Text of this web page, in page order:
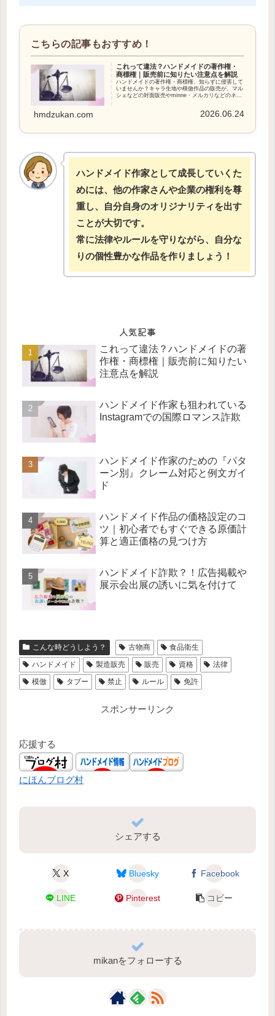
これって違法？ハンドメイドの著作権・
商標権｜販売前に知りたい注意点を解説
ハンドメイドの著作権・商標権、知らずに侵害して
いませんか？キャラ生地や模倣作品の販売が、マル
シェなどの対面販売やminne・メルカリなどのネッ
hmdzukan.com 2026.06.24
ハンドメイド作家として成長していくた
めには、他の作家さんや企業の権利を尊
重し、自分自身のオリジナリティを出す
ことが大切です。
常に法律やルールを守りながら、自分な
りの個性豊かな作品を作りましょう！
人気記事
これって違法？ハンドメイドの著
作権・商標権｜販売前に知りたい
注意点を解説
ハンドメイド作家も狙われている
Instagramでの国際ロマンス詐欺
ハンドメイド作家のための『パタ
ーン別』クレーム対応と例文ガイ
ド
ハンドメイド作品の価格設定のコ
ツ｜初心者でもすぐできる原価計
算と適正価格の見つけ方
ハンドメイド詐欺？！広告掲載や
展示会出展の誘いに気を付けて
こんな時どうしよう？ 古物商
食品衛生
ハンドメイド
製造販売 販売 資格
法律
模倣
タブー 禁止 ルール 免許
スポンサーリンク
応援する
にほんブログ村
シェアする
X Bluesky Facebook
LINE Pinterest コピー
mikanをフォローする